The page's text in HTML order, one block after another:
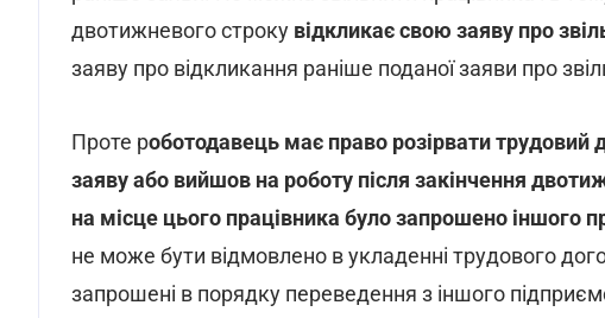
двотижневого строку відкликає свою заяву про
заяву про відкликання раніше поданої заяви про
Проте роботодавець має право розірвати трудовий
заяву або вийшов на роботу після закінчення
на місце цього працівника було запрошено іншого
не може бути відмовлено в укладенні трудового
запрошені в порядку переведення з іншого